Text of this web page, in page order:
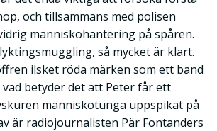
och tillsammans med polisen
människohantering på spåren.
så mycket är klart.
ilsket röda märken som ett band
vad betyder det att Peter får ett
människotunga uppspikat på
är radiojournalisten Pär Fontanders